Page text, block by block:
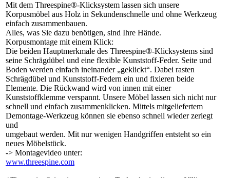
Mit dem Threespine®-Klicksystem lassen sich unsere
Korpusmöbel aus Holz in Sekundenschnelle und ohne Werkzeug
einfach zusammenbauen.
Alles, was Sie dazu benötigen, sind Ihre Hände.
Korpusmontage mit einem Klick:
Die beiden Hauptmerkmale des Threespine®-Klicksystems sind
seine Schrägdübel und eine flexible Kunststoff-Feder. Seite und
Boden werden einfach ineinander „geklickt“. Dabei rasten
Schrägdübel und Kunststoff-Federn ein und fixieren beide
Elemente. Die Rückwand wird von innen mit einer
Kunststoffklemme verspannt. Unsere Möbel lassen sich nicht nur
schnell und einfach zusammenklicken. Mittels mitgeliefertem
Demontage-Werkzeug können sie ebenso schnell wieder zerlegt
und
umgebaut werden. Mit nur wenigen Handgriffen entsteht so ein
neues Möbelstück.
-> Montagevideo unter:
www.threespine.com